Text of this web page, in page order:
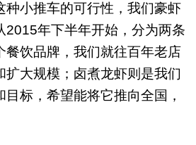
种小推车的可行性，我们豪虾
2015年下半年开始，分为两条
餐饮品牌，我们就往百年老店
扩大规模；卤煮龙虾则是我们
标，希望能将它推向全国，